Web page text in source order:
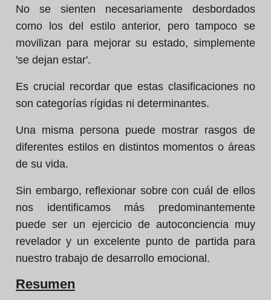
No se sienten necesariamente desbordados
como los del estilo anterior, pero tampoco se
movilizan para mejorar su estado, simplemente
'se dejan estar'.
Es crucial recordar que estas clasificaciones no
son categorías rígidas ni determinantes.
Una misma persona puede mostrar rasgos de
diferentes estilos en distintos momentos o áreas
de su vida.
Sin embargo, reflexionar sobre con cuál de ellos
nos identificamos más predominantemente
puede ser un ejercicio de autoconciencia muy
revelador y un excelente punto de partida para
nuestro trabajo de desarrollo emocional.
Resumen